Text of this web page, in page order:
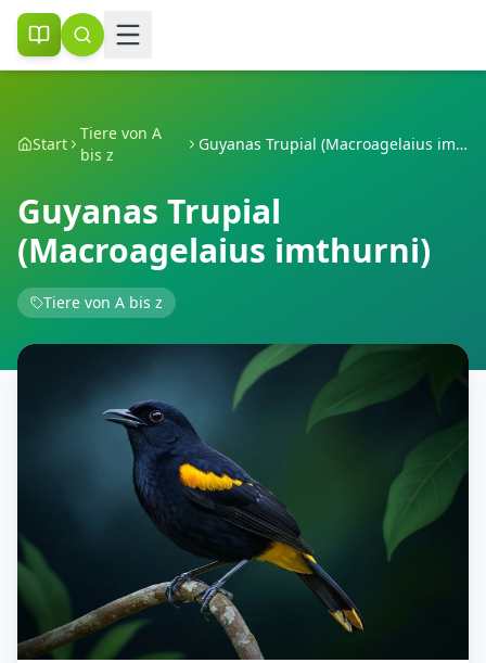
Start
Tiere von A
bis z
Guyanas Trupial (Macroagelaius imthurni)
Guyanas Trupial
(Macroagelaius imthurni)
Tiere von A bis z